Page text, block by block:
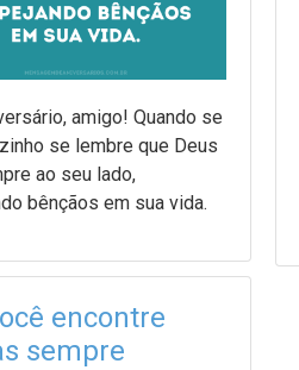
amigo! Quando se
se lembre que Deus
ao seu lado,
bênçãos em sua vida.
encontre
sempre